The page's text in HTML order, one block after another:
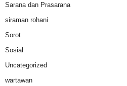
Sarana dan Prasarana
siraman rohani
Sorot
Sosial
Uncategorized
wartawan